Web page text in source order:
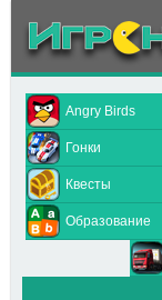
Angry Birds
Гонки
Квесты
Образование